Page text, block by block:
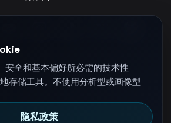
安全和基本偏好所必需的技术性
存储工具。不使用分析型或画像型
隐私政策